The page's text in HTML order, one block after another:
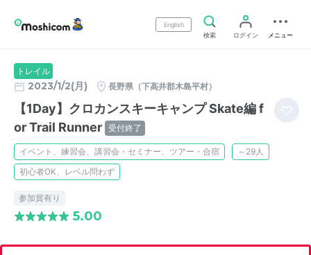
English
検索
ログイン メニュー
トレイル
2023/1/2(月) 長野県（下高井郡木島平村）
【1Day】クロカンスキーキャンプ Skate編 f
or Trail Runner 受付終了
イベント、練習会、講習会・セミナー、ツアー・合宿
～29人
初心者OK、レベル問わず
参加賞有り
5.00